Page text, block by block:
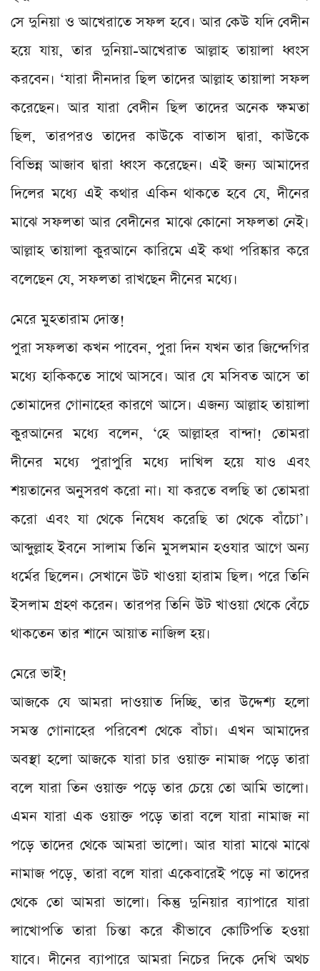
সে দুনিয়া ও আখেরাতে সফল হবে। আর কেউ যদি বেদীন
হয়ে যায়, তার দুনিয়া-আখেরাত আল্লাহ তায়ালা ধ্বংস
করবেন। ‘যারা দীনদার ছিল তাদের আল্লাহ তায়ালা সফল
করেছেন। আর যারা বেদীন ছিল তাদের অনেক ক্ষমতা
ছিল, তারপরও তাদের কাউকে বাতাস দ্বারা, কাউকে
বিভিন্ন আজাব দ্বারা ধ্বংস করেছেন। এই জন্য আমাদের
দিলের মধ্যে এই কথার একিন থাকতে হবে যে, দীনের
মাঝে সফলতা আর বেদীনের মাঝে কোনো সফলতা নেই।
আল্লাহ তায়ালা কুরআনে কারিমে এই কথা পরিষ্কার করে
বলেছেন যে, সফলতা রাখছেন দীনের মধ্যে।
মেরে মুহতারাম দোস্ত!
পুরা সফলতা কখন পাবেন, পুরা দিন যখন তার জিন্দেগির
মধ্যে হাকিকতে সাথে আসবে। আর যে মসিবত আসে তা
তোমাদের গোনাহের কারণে আসে। এজন্য আল্লাহ তায়ালা
কুরআনের মধ্যে বলেন, ‘হে আল্লাহর বান্দা! তোমরা
দীনের মধ্যে পুরাপুরি মধ্যে দাখিল হয়ে যাও এবং
শয়তানের অনুসরণ করো না। যা করতে বলছি তা তোমরা
করো এবং যা থেকে নিষেধ করেছি তা থেকে বাঁচো’।
আব্দুল্লাহ ইবনে সালাম তিনি মুসলমান হওযার আগে অন্য
ধর্মের ছিলেন। সেখানে উট খাওয়া হারাম ছিল। পরে তিনি
ইসলাম গ্রহণ করেন। তারপর তিনি উট খাওয়া থেকে বেঁচে
থাকতেন তার শানে আয়াত নাজিল হয়।
মেরে ভাই!
আজকে যে আমরা দাওয়াত দিচ্ছি, তার উদ্দেশ্য হলো
সমস্ত গোনাহের পরিবেশ থেকে বাঁচা। এখন আমাদের
অবস্থা হলো আজকে যারা চার ওয়াক্ত নামাজ পড়ে তারা
বলে যারা তিন ওয়াক্ত পড়ে তার চেয়ে তো আমি ভালো।
এমন যারা এক ওয়াক্ত পড়ে তারা বলে যারা নামাজ না
পড়ে তাদের থেকে আমরা ভালো। আর যারা মাঝে মাঝে
নামাজ পড়ে, তারা বলে যারা একেবারেই পড়ে না তাদের
থেকে তো আমরা ভালো। কিন্তু দুনিয়ার ব্যাপারে যারা
লাখোপতি তারা চিন্তা করে কীভাবে কোটিপতি হওয়া
যাবে। দীনের ব্যাপারে আমরা নিচের দিকে দেখি অথচ